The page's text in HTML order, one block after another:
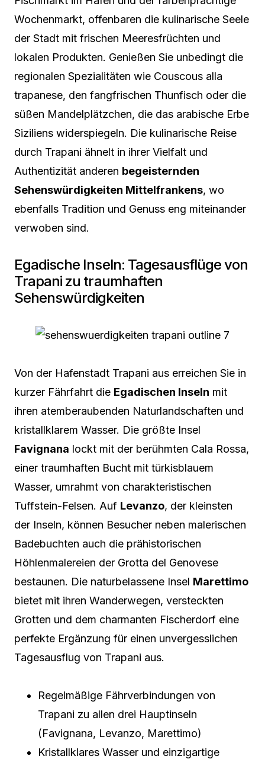
Wochenmarkt, offenbaren die kulinarische Seele
der Stadt mit frischen Meeresfrüchten und
lokalen Produkten. Genießen Sie unbedingt die
regionalen Spezialitäten wie Couscous alla
trapanese, den fangfrischen Thunfisch oder die
süßen Mandelplätzchen, die das arabische Erbe
Siziliens widerspiegeln. Die kulinarische Reise
durch Trapani ähnelt in ihrer Vielfalt und
Authentizität anderen begeisternden
Sehenswürdigkeiten Mittelfrankens, wo
ebenfalls Tradition und Genuss eng miteinander
verwoben sind.
Egadische Inseln: Tagesausflüge von
Trapani zu traumhaften
Sehenswürdigkeiten
Von der Hafenstadt Trapani aus erreichen Sie in
kurzer Fährfahrt die Egadischen Inseln mit
ihren atemberaubenden Naturlandschaften und
kristallklarem Wasser. Die größte Insel
Favignana lockt mit der berühmten Cala Rossa,
einer traumhaften Bucht mit türkisblauem
Wasser, umrahmt von charakteristischen
Tuffstein-Felsen. Auf Levanzo, der kleinsten
der Inseln, können Besucher neben malerischen
Badebuchten auch die prähistorischen
Höhlenmalereien der Grotta del Genovese
bestaunen. Die naturbelassene Insel Marettimo
bietet mit ihren Wanderwegen, versteckten
Grotten und dem charmanten Fischerdorf eine
perfekte Ergänzung für einen unvergesslichen
Tagesausflug von Trapani aus.
Regelmäßige Fährverbindungen von
Trapani zu allen drei Hauptinseln
(Favignana, Levanzo, Marettimo)
Kristallklares Wasser und einzigartige